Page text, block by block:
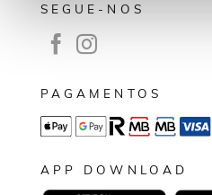
SEGUE-NOS
PAGAMENTOS
APP DOWNLOAD